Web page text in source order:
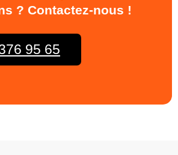
? Contactez-nous !
95 65